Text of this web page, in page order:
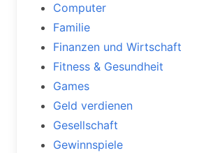
Computer
Familie
Finanzen und Wirtschaft
Fitness & Gesundheit
Games
Geld verdienen
Gesellschaft
Gewinnspiele